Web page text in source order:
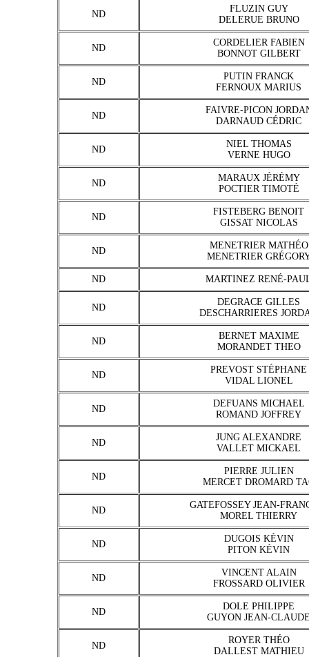
ND
FLUZIN GUY
DELERUE BRUNO
ND
CORDELIER FABIEN
BONNOT GILBERT
ND
PUTIN FRANCK
FERNOUX MARIUS
ND
FAIVRE-PICON
DARNAUD CÉDRIC
ND
NIEL THOMAS
VERNE HUGO
ND
MARAUX JÉRÉMY
POCTIER TIMOTÉ
ND
FISTEBERG BENOIT
GISSAT NICOLAS
ND
MENETRIER MATHÉO
MENETRIER
ND MARTINEZ RENÉ-
ND
DEGRACE GILLES
DESCHARRIERES
ND
BERNET MAXIME
MORANDET THEO
ND
PREVOST STÉPHANE
VIDAL LIONEL
ND
DEFUANS MICHAEL
ROMAND JOFFREY
ND
JUNG ALEXANDRE
VALLET MICKAEL
ND
PIERRE JULIEN
MERCET DROMARD
ND
GATEFOSSEY JEAN-
MOREL THIERRY
ND
DUGOIS KÉVIN
PITON KÉVIN
ND
VINCENT ALAIN
FROSSARD OLIVIER
ND
DOLE PHILIPPE
GUYON JEAN-
ND
ROYER THÉO
DALLEST MATHIEU